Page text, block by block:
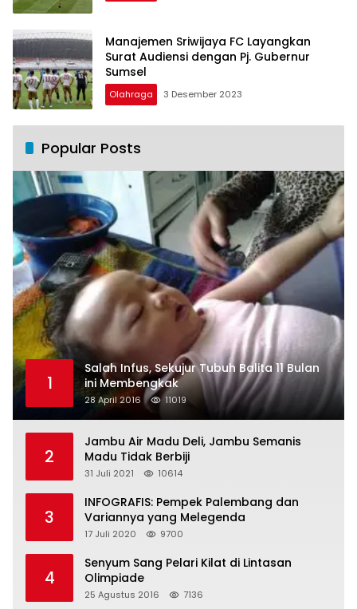
Manajemen Sriwijaya FC Layangkan
Surat Audiensi dengan Pj. Gubernur
Sumsel
Olahraga 3 Desember 2023
Popular Posts
1
Salah Infus, Sekujur Tubuh Balita 11 Bulan
ini Membengkak
28 April 2016 11019
2
Jambu Air Madu Deli, Jambu Semanis
Madu Tidak Berbiji
31 Juli 2021 10614
3
INFOGRAFIS: Pempek Palembang dan
Variannya yang Melegenda
17 Juli 2020 9700
4
Senyum Sang Pelari Kilat di Lintasan
Olimpiade
25 Agustus 2016 7136